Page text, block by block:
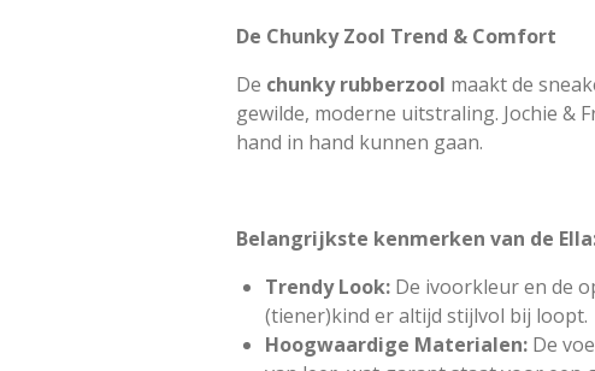
De Chunky Zool Trend & Comfort
De chunky rubberzool maakt de
gewilde, moderne uitstraling. Jochie &
hand in hand kunnen gaan.
Belangrijkste kenmerken van de
Trendy Look: De ivoorkleur en de
(tiener)kind er altijd stijlvol bij loopt.
Hoogwaardige Materialen: De